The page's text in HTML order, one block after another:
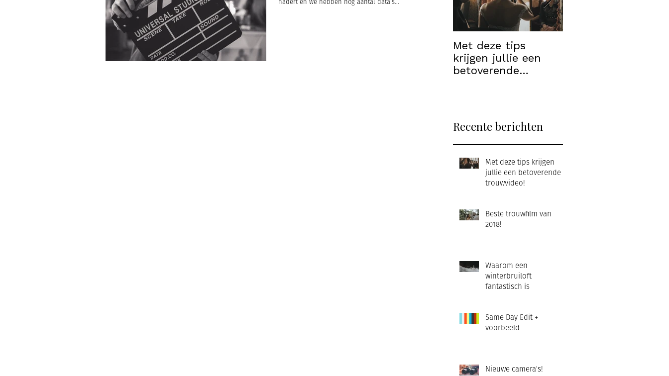
nadert en we hebben nog aantal data's...
Met deze tips
krijgen jullie een
betoverende
Recente berichten
Met deze tips krijgen
jullie een betoverende
trouwvideo!
Beste trouwfilm van
2018!
Waarom een
winterbruiloft
fantastisch is
Same Day Edit +
voorbeeld
Nieuwe camera's!